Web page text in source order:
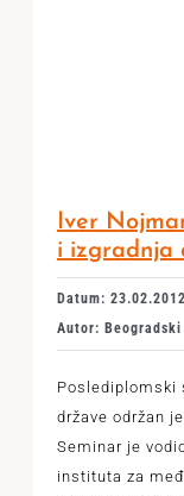
Iver
i izgradnja
Datum:
Autor:
Poslediplomski
države održan
Seminar je
instituta za